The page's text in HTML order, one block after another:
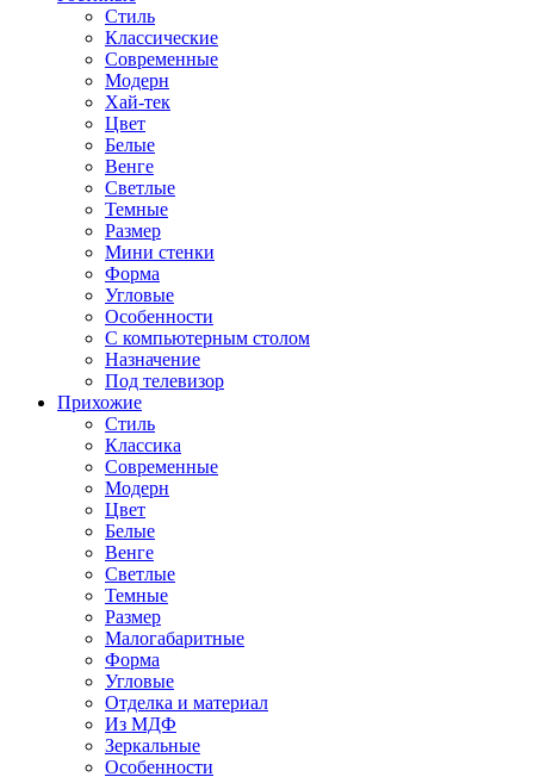
Стиль
Классические
Современные
Модерн
Хай-тек
Цвет
Белые
Венге
Светлые
Темные
Размер
Мини стенки
Форма
Угловые
Особенности
С компьютерным столом
Назначение
Под телевизор
Прихожие
Стиль
Классика
Современные
Модерн
Цвет
Белые
Венге
Светлые
Темные
Размер
Малогабаритные
Форма
Угловые
Отделка и материал
Из МДФ
Зеркальные
Особенности